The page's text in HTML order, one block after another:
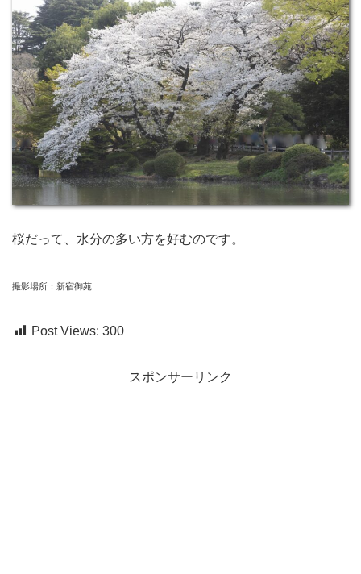
桜だって、水分の多い方を好むのです。
撮影場所：新宿御苑
Post Views: 300
スポンサーリンク